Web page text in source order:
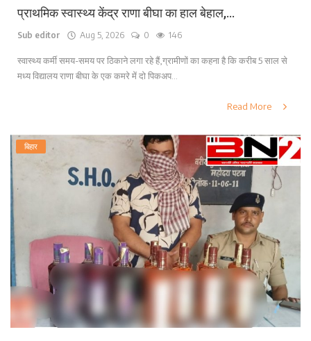
प्राथमिक स्वास्थ्य केंद्र राणा बीघा का हाल बेहाल,...
Sub editor Aug 5, 2026 0 146
स्वास्थ्य कर्मी समय-समय पर ठिकाने लगा रहे हैं,ग्रामीणों का कहना है कि करीब 5 साल से
मध्य विद्यालय राणा बीघा के एक कमरे में दो पिकअप...
Read More
बिहार